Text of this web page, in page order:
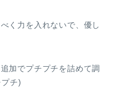
く力を入れないで、優し
加でプチプチを詰めて調
チ)